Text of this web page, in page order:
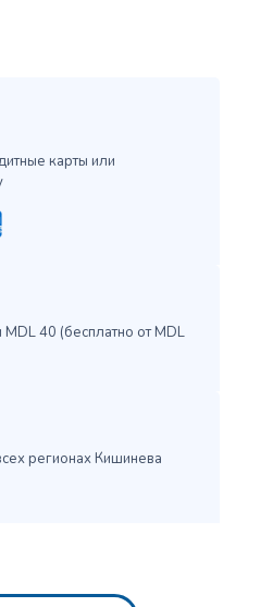
карты или
MDL 40 (бесплатно от MDL
регионах Кишинева